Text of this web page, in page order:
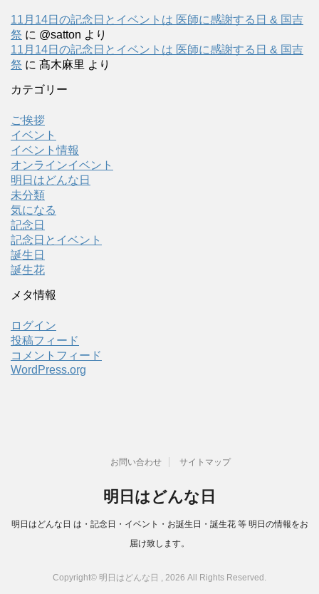
11月14日の記念日とイベントは 医師に感謝する日 & 国吉
祭 に @satton より
11月14日の記念日とイベントは 医師に感謝する日 & 国吉
祭 に 髙木麻里 より
カテゴリー
ご挨拶
イベント
イベント情報
オンラインイベント
明日はどんな日
未分類
気になる
記念日
記念日とイベント
誕生日
誕生花
メタ情報
ログイン
投稿フィード
コメントフィード
WordPress.org
お問い合わせ サイトマップ
明日はどんな日
明日はどんな日 は・記念日・イベント・お誕生日・誕生花 等 明日の情報をお
届け致します。
Copyright© 明日はどんな日 , 2026 All Rights Reserved.